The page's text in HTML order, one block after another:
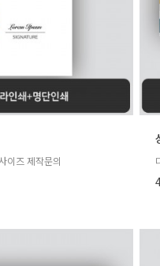
이즈 제작문의